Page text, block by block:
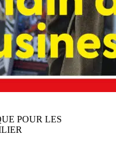
POUR LES